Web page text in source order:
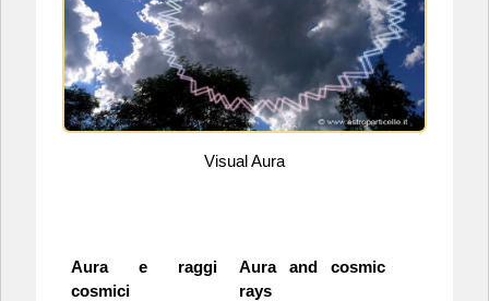
Visual Aura
Aura e raggi
cosmici
Aura and cosmic
rays